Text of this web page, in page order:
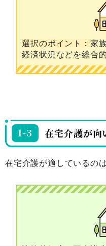
選択のポイント： 家
経済状況などを総合
1-3 在宅介護が向
在宅介護が適しているの